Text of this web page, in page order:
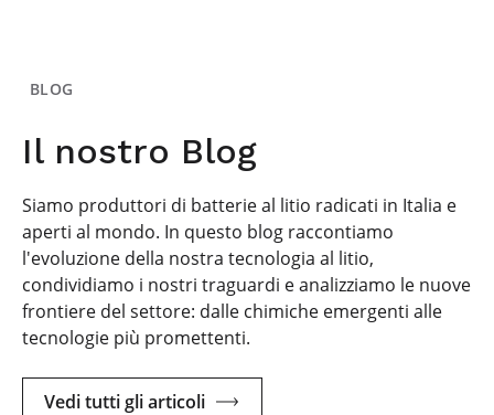
BLOG
Il nostro Blog
Siamo produttori di batterie al litio radicati in Italia e
aperti al mondo. In questo blog raccontiamo
l'evoluzione della nostra tecnologia al litio,
condividiamo i nostri traguardi e analizziamo le nuove
frontiere del settore: dalle chimiche emergenti alle
tecnologie più promettenti.
Vedi tutti gli articoli